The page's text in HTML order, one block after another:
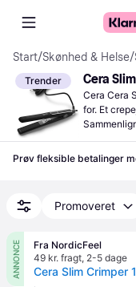
Start/Skønhed & Helse/
Trender Cera
Cera Cera
for. Et
Prøv fleksible betalinger
Promoveret
ANNONCE
Fra NordicFeel
49 kr. fragt, 2-5 dage
Cera Slim Crimper